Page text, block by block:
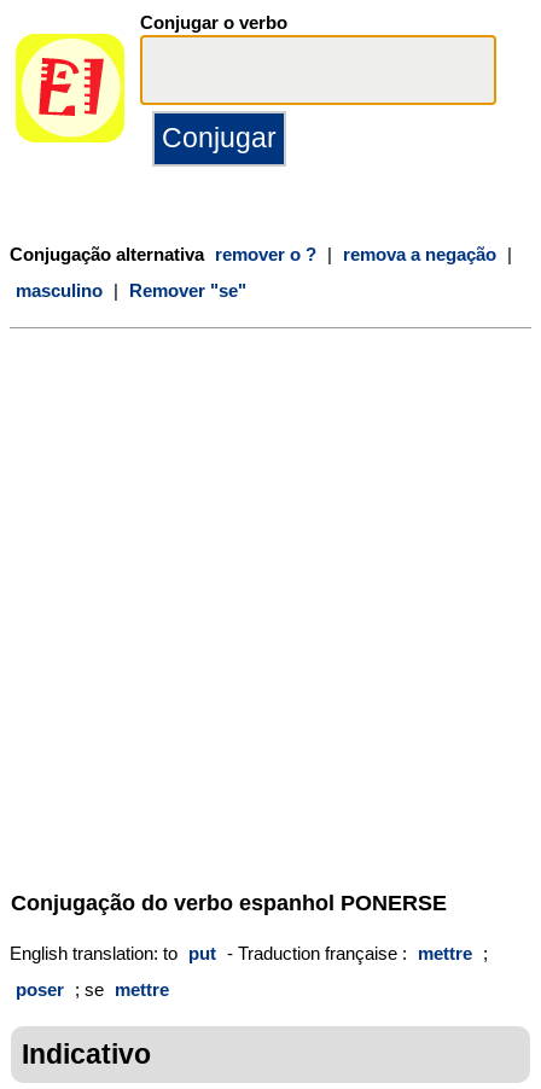
Conjugar o verbo
Conjugação alternativa remover o ? | remova a negação |
masculino | Remover "se"
Conjugação do verbo espanhol PONERSE
English translation: to put - Traduction française : mettre ;
poser ; se mettre
Indicativo